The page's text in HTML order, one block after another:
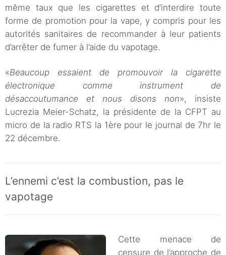
même taux que les cigarettes et d’interdire toute
forme de promotion pour la vape, y compris pour les
autorités sanitaires de recommander à leur patients
d’arrêter de fumer à l’aide du vapotage.
«Beaucoup essaient de promouvoir la cigarette
électronique comme instrument de
désaccoutumance et nous disons non», insiste
Lucrezia Meier-Schatz, la présidente de la CFPT au
micro de la radio RTS la 1ère pour le journal de 7hr le
22 décembre.
L’ennemi c’est la combustion, pas le
vapotage
Cette menace de
censure de l’approche de